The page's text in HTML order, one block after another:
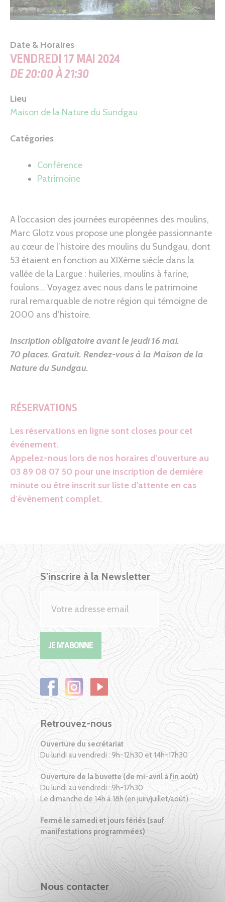
Date & Horaires
VENDREDI 17 MAI 2024
DE 20:00 À 21:30
Lieu
Maison de la Nature du Sundgau
Catégories
Conférence
Patrimoine
A l’occasion des journées européennes des moulins,
Marc Glotz vous propose une plongée passionnante
au cœur de l’histoire des moulins du Sundgau, dont
53 étaient en fonction au XIXème siècle dans la
vallée de la Largue : huileries, moulins à farine,
foulons… Voyagez avec nous dans le patrimoine
rural remarquable de notre région qui témoigne de
2000 ans d’histoire.
Inscription obligatoire avant le jeudi 16 mai.
70 places. Gratuit. Rendez-vous à la Maison de la
Nature du Sundgau.
RÉSERVATIONS
Les réservations en ligne sont closes pour cet
événement.
Appelez-nous lors de nos horaires d'ouverture au
03 89 08 07 50 pour une inscription de dernière
minute ou être inscrit sur liste d'attente en cas
d'évènement complet.
S'inscrire à la Newsletter
Retrouvez-nous
Ouverture du secrétariat
Du lundi au vendredi : 9h-12h30 et 14h-17h30
Ouverture de la buvette (de mi-avril à fin août)
Du lundi au vendredi : 9h-17h30
Le dimanche de 14h à 18h (en juin/juillet/août)
Fermé le samedi et jours fériés (sauf
manifestations programmées)
Nous contacter